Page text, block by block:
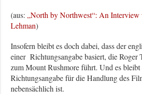
(aus: „North by Northwest“: An Interview
Lehman)
Insofern bleibt es doch dabei, dass der
einer Richtungsangabe basiert, die
zum Mount Rushmore führt. Und es bleibt
Richtungsangabe für die Handlung des
nebensächlich ist.